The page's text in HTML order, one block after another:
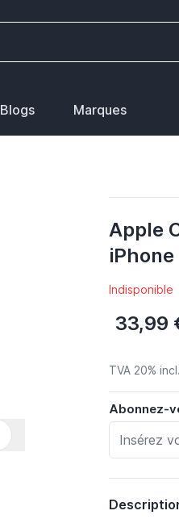
Blogs Marques
Apple
Indisponible
33,99
TVA 20% incl.
Abonnez-